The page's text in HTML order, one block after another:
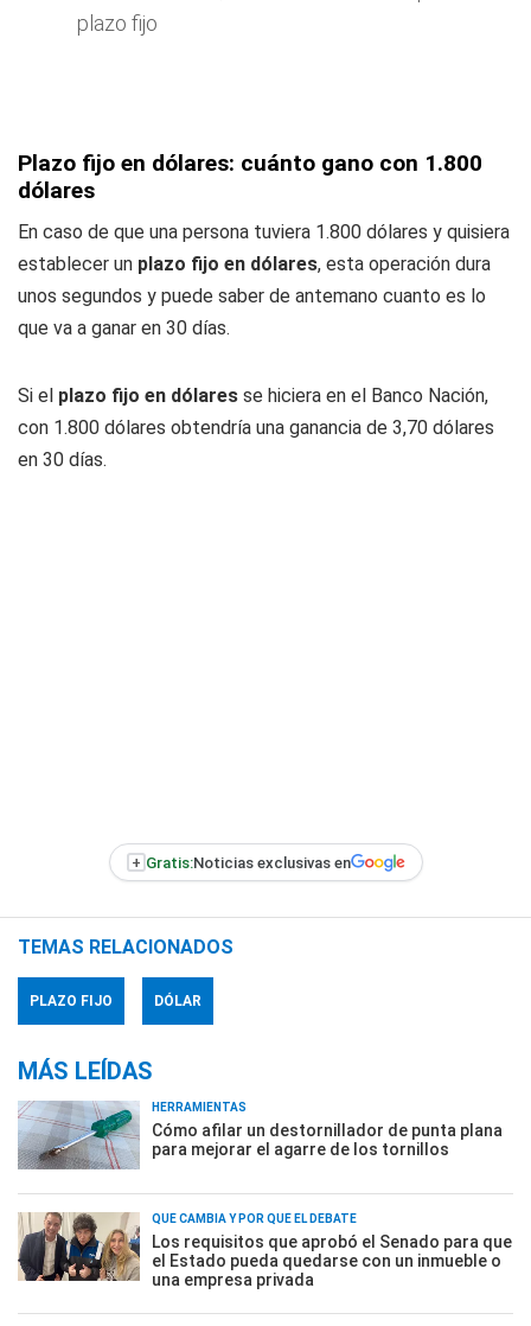
plazo fijo
Plazo fijo en dólares: cuánto gano con 1.800
dólares
En caso de que una persona tuviera 1.800 dólares y quisiera
establecer un plazo fijo en dólares, esta operación dura
unos segundos y puede saber de antemano cuanto es lo
que va a ganar en 30 días.
Si el plazo fijo en dólares se hiciera en el Banco Nación,
con 1.800 dólares obtendría una ganancia de 3,70 dólares
en 30 días.
+ Gratis:Noticias exclusivas en
TEMAS RELACIONADOS
PLAZO FIJO DÓLAR
MÁS LEÍDAS
HERRAMIENTAS
Cómo afilar un destornillador de punta plana
para mejorar el agarre de los tornillos
QUÉ CAMBIA Y POR QUÉ EL DEBATE
Los requisitos que aprobó el Senado para que
el Estado pueda quedarse con un inmueble o
una empresa privada